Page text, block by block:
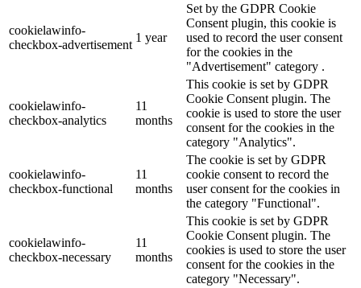
cookielawinfo-
checkbox-advertisement
1 year
Set by the GDPR Cookie
Consent plugin, this cookie is
used to record the user consent
for the cookies in the
"Advertisement" category .
cookielawinfo-
checkbox-analytics
11
months
This cookie is set by GDPR
Cookie Consent plugin. The
cookie is used to store the user
consent for the cookies in the
category "Analytics".
cookielawinfo-
checkbox-functional
11
months
The cookie is set by GDPR
cookie consent to record the
user consent for the cookies in
the category "Functional".
cookielawinfo-
checkbox-necessary
11
months
This cookie is set by GDPR
Cookie Consent plugin. The
cookies is used to store the user
consent for the cookies in the
category "Necessary".